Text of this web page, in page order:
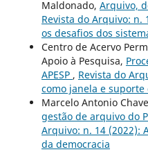
Maldonado, Arquivo,
Revista do Arquivo: n.
os desafios dos
Centro de Acervo
Apoio à Pesquisa,
APESP , Revista do
como janela e suporte
Marcelo Antonio
gestão de arquivo do
Arquivo: n. 14 (2022):
da democracia